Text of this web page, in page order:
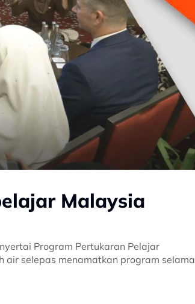
Malaysia
Program Pertukaran Pelajar
air selepas menamatkan program selama